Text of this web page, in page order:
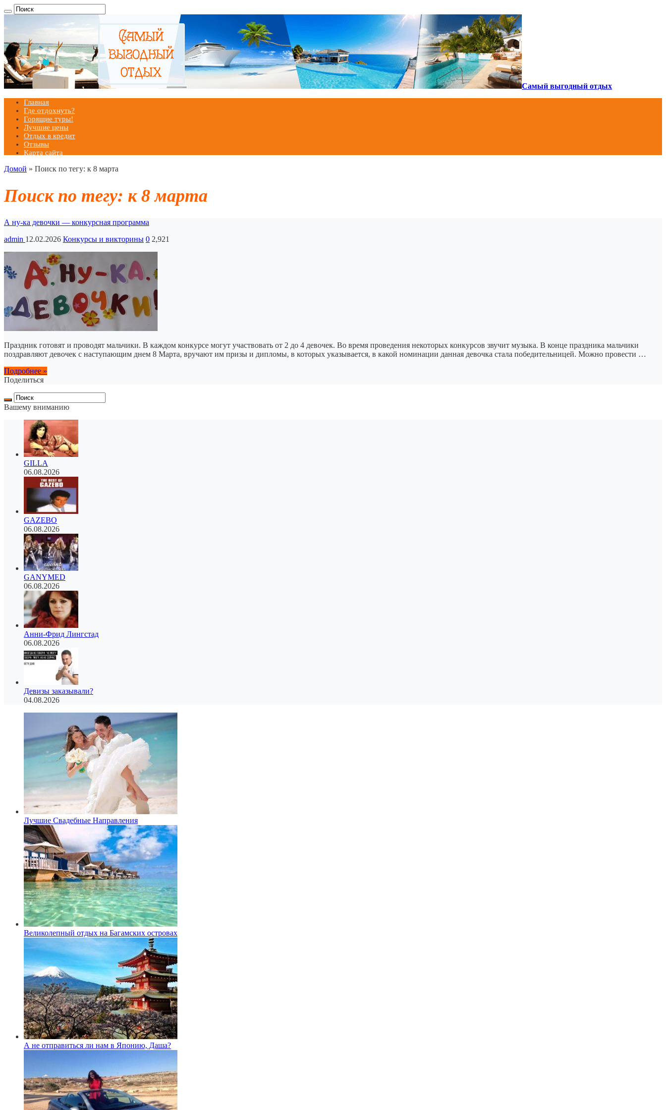
Самый выгодный отдых
Главная
Где отдохнуть?
Горящие туры!
Лучшие цены
Отдых в кредит
Отзывы
Карта сайта
Домой » Поиск по тегу: к 8 марта
Поиск по тегу: к 8 марта
А ну-ка девочки — конкурсная программа
admin 12.02.2026 Конкурсы и викторины 0 2,921
Праздник готовят и проводят мальчики. В каждом конкурсе могут участвовать от 2 до 4 девочек. Во время проведения некоторых конкурсов звучит музыка. В конце праздника мальчики
поздравляют девочек с наступающим днем 8 Марта, вручают им призы и дипломы, в которых указывается, в какой номинации данная девочка стала победительницей. Можно провести …
Подробнее »
Поделиться
Вашему вниманию
GILLA
06.08.2026
GAZEBO
06.08.2026
GANYMED
06.08.2026
Анни-Фрид Лингстад
06.08.2026
Девизы заказывали?
04.08.2026
Лучшие Свадебные Направления
Великолепный отдых на Багамских островах
А не отправиться ли нам в Японию, Даша?